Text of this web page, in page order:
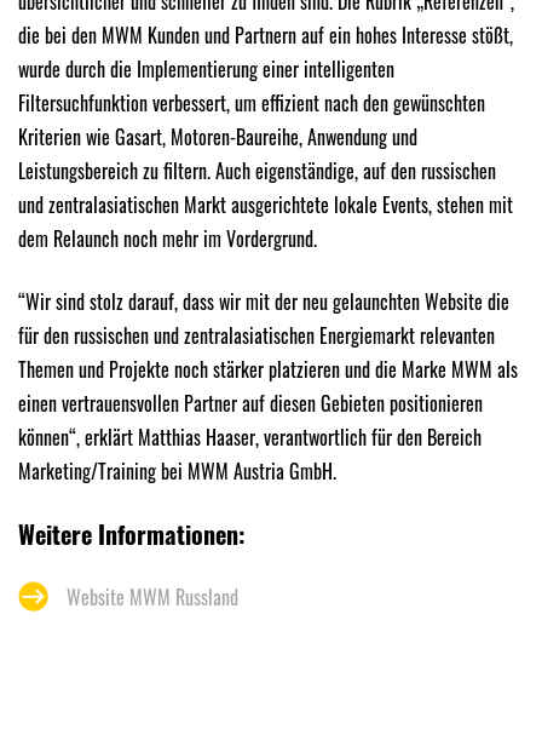
die bei den MWM Kunden und Partnern auf ein hohes Interesse stößt,
wurde durch die Implementierung einer intelligenten
Filtersuchfunktion verbessert, um effizient nach den gewünschten
Kriterien wie Gasart, Motoren-Baureihe, Anwendung und
Leistungsbereich zu filtern. Auch eigenständige, auf den russischen
und zentralasiatischen Markt ausgerichtete lokale Events, stehen mit
dem Relaunch noch mehr im Vordergrund.
“Wir sind stolz darauf, dass wir mit der neu gelaunchten Website die
für den russischen und zentralasiatischen Energiemarkt relevanten
Themen und Projekte noch stärker platzieren und die Marke MWM als
einen vertrauensvollen Partner auf diesen Gebieten positionieren
können“, erklärt Matthias Haaser, verantwortlich für den Bereich
Marketing/Training bei MWM Austria GmbH.
Weitere Informationen:
Website MWM Russland